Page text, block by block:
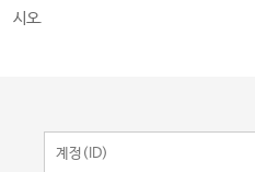
시오.